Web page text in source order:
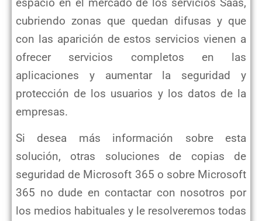
espacio en el mercado de los servicios Saas,
cubriendo zonas que quedan difusas y que
con las aparición de estos servicios vienen a
ofrecer servicios completos en las
aplicaciones y aumentar la seguridad y
protección de los usuarios y los datos de la
empresas.
Si desea más información sobre esta
solución, otras soluciones de copias de
seguridad de Microsoft 365 o sobre Microsoft
365 no dude en contactar con nosotros por
los medios habituales y le resolveremos todas